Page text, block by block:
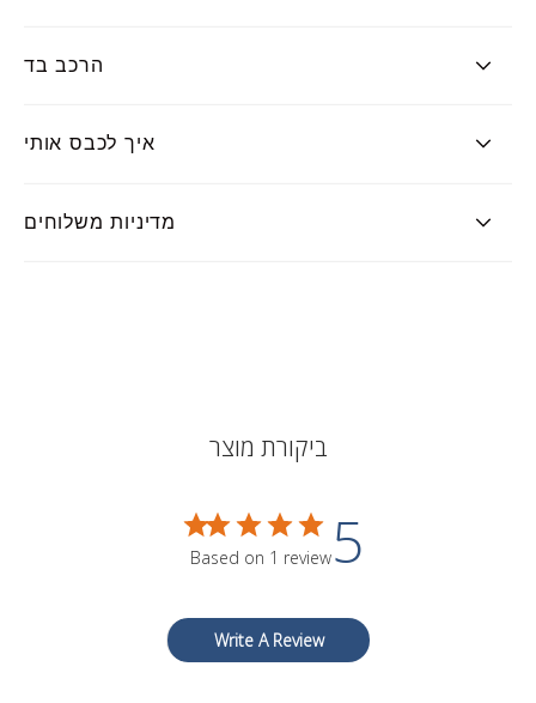
הרכב בד
איך לכבס אותי
מדיניות משלוחים
ביקורת מוצר
5
Based on 1 review
Write A Review